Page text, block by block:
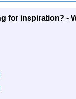
for inspiration? -